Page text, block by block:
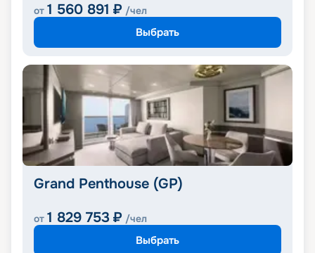
от 1 560 891 ₽ /чел
Выбрать
Grand Penthouse (GP)
от 1 829 753 ₽ /чел
Выбрать